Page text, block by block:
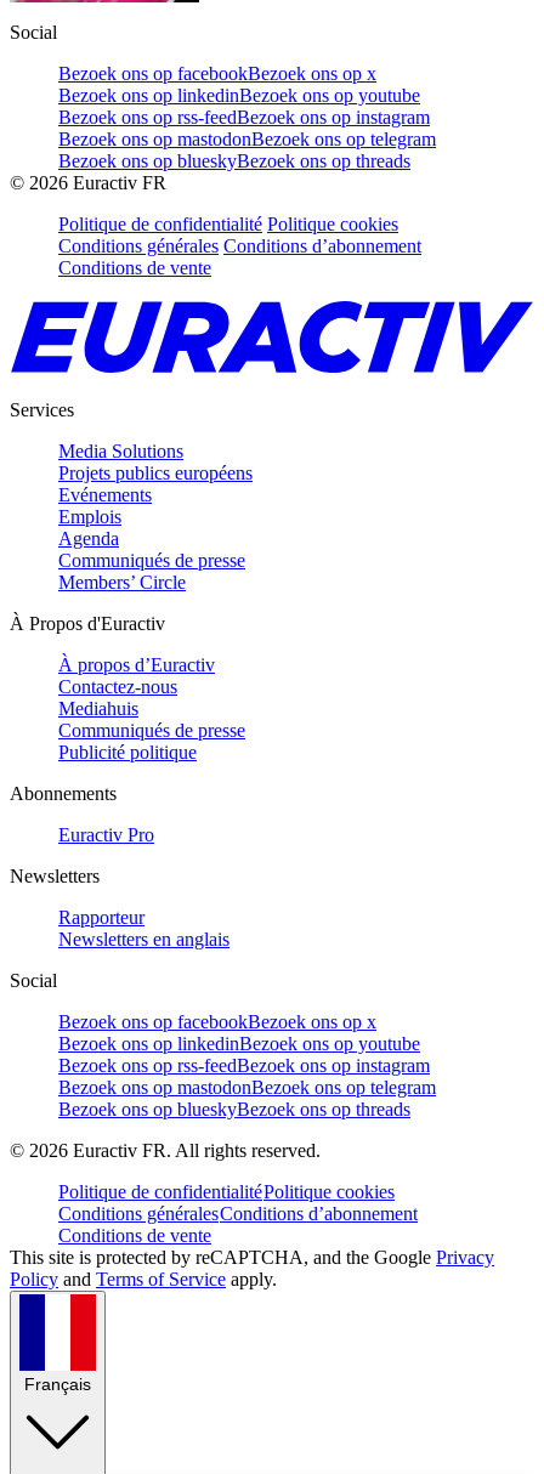
Social
Bezoek ons op facebookBezoek ons op x
Bezoek ons op linkedinBezoek ons op youtube
Bezoek ons op rss-feedBezoek ons op instagram
Bezoek ons op mastodonBezoek ons op telegram
Bezoek ons op blueskyBezoek ons op threads
© 2026 Euractiv FR
Politique de confidentialité Politique cookies
Conditions générales Conditions d’abonnement
Conditions de vente
Services
Media Solutions
Projets publics européens
Evénements
Emplois
Agenda
Communiqués de presse
Members’ Circle
À Propos d'Euractiv
À propos d’Euractiv
Contactez-nous
Mediahuis
Communiqués de presse
Publicité politique
Abonnements
Euractiv Pro
Newsletters
Rapporteur
Newsletters en anglais
Social
Bezoek ons op facebookBezoek ons op x
Bezoek ons op linkedinBezoek ons op youtube
Bezoek ons op rss-feedBezoek ons op instagram
Bezoek ons op mastodonBezoek ons op telegram
Bezoek ons op blueskyBezoek ons op threads
© 2026 Euractiv FR. All rights reserved.
Politique de confidentialitéPolitique cookies
Conditions généralesConditions d’abonnement
Conditions de vente
This site is protected by reCAPTCHA, and the Google Privacy
Policy and Terms of Service apply.
Français